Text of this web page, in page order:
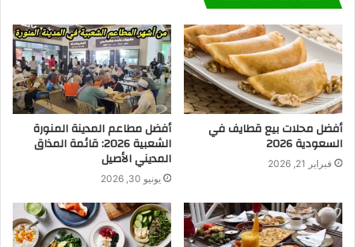
أفضل محلات بيع قطايف في
السعودية 2026
فبراير 21, 2026
أفضل مطاعم المدينة المنورة
الشعبية 2026: قائمة المذاق
المديني الأصيل
يونيو 30, 2026